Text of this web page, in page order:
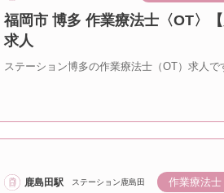
福岡市 博多 作業療法士〈OT〉
求人
ステーション博多の作業療法士（OT）求人で
鹿島田駅 ステーション鹿島田 作業療法士